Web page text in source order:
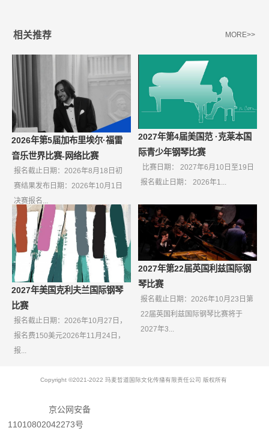
相关推荐 MORE>>
2026年第5届加布里埃尔·福雷
音乐世界比赛-网络比赛
报名截止日期：2026年8月18日初
赛结果发布日期：2026年10月1日
决赛报名...
2027年第4届美国范 ·克莱本国
际青少年钢琴比赛
比赛日期： 2027年6月10日至19日
报名截止日期： 2026年1...
2027年美国克利夫兰国际钢琴
比赛
报名截止日期：2026年10月27日，
报名费150美元2026年11月24日，
报...
2027年第22届英国利兹国际钢
琴比赛
报名截止日期：2026年10月23日第
22届英国利兹国际钢琴比赛将于
2027年3...
Copyright ©2021-2022 玛麦哲道国际文化传播有限责任公司 版权所有
京公网安备
11010802042273号